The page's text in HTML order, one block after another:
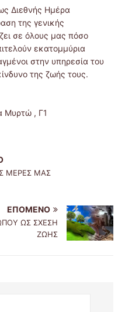
Διεθνής Ημέρα
της γενικής
σε όλους μας πόσο
εκατομμύρια
στην υπηρεσία του
της ζωής τους.
Μυρτώ , Γ1
ΜΕΡΕΣ ΜΑΣ
ΕΠΌΜΕΝΟ
ΩΣ ΣΧΕΣΗ
ΖΩΗΣ